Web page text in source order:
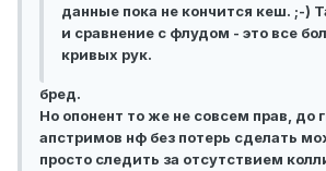
данные пока не кончится кеш. ;-)
и сравнение с флудом - это все
кривых рук.
бред.
Но опонент то же не совсем прав, до
апстримов нф без потерь сделать
просто следить за отсутствием